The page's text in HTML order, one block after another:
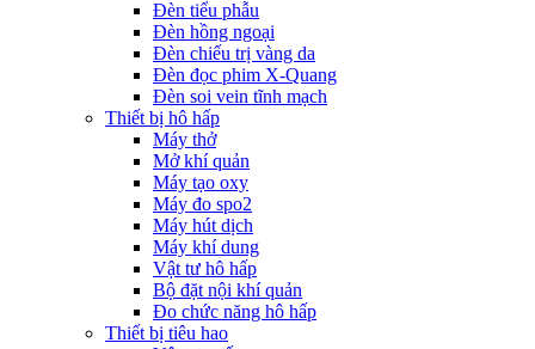
Đèn tiểu phẫu
Đèn hồng ngoại
Đèn chiếu trị vàng da
Đèn đọc phim X-Quang
Đèn soi vein tĩnh mạch
Thiết bị hô hấp
Máy thở
Mở khí quản
Máy tạo oxy
Máy đo spo2
Máy hút dịch
Máy khí dung
Vật tư hô hấp
Bộ đặt nội khí quản
Đo chức năng hô hấp
Thiết bị tiêu hao